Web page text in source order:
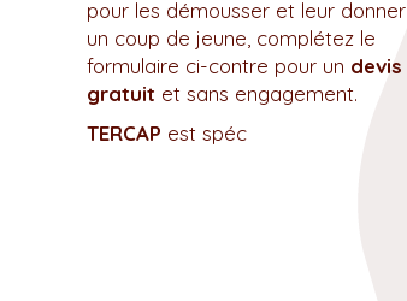
pour les démousser et leur donner
un coup de jeune, complétez le
formulaire ci-contre pour un devis
gratuit et sans engagement.
TERCAP est spéc